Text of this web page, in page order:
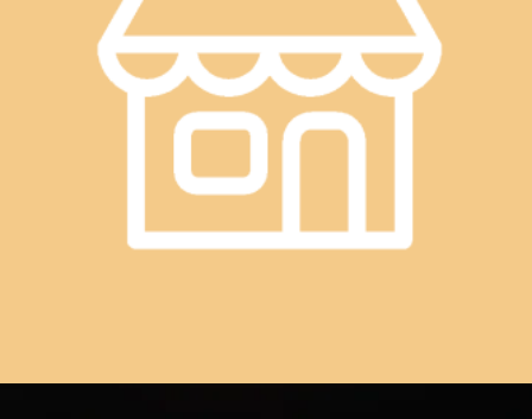
肩くびストレッチ40分 ＋￥6,600(税込)
Re.Ra.Ku武蔵境店では、
オーダーメイドコースとセットでもお試しできます！
ぜひ店頭までお問い合わせください♥
0422388630（武蔵境店）